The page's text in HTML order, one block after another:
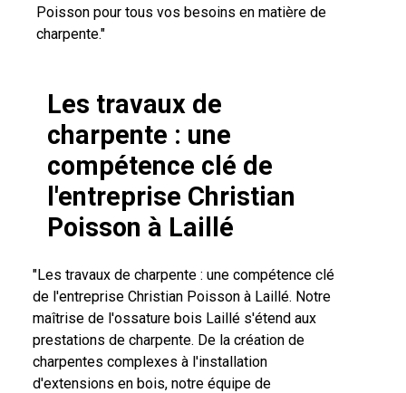
Poisson pour tous vos besoins en matière de
charpente."
Les travaux de
charpente : une
compétence clé de
l'entreprise Christian
Poisson à Laillé
"Les travaux de charpente : une compétence clé
de l'entreprise Christian Poisson à Laillé. Notre
maîtrise de l'ossature bois Laillé s'étend aux
prestations de charpente. De la création de
charpentes complexes à l'installation
d'extensions en bois, notre équipe de